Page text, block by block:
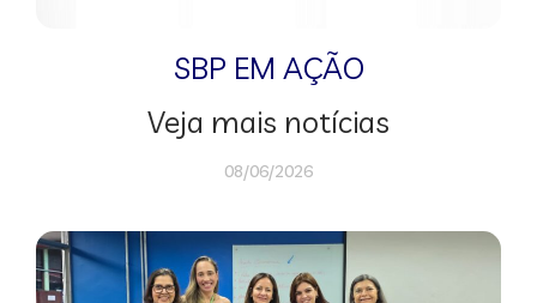
SBP EM AÇÃO
Veja mais notícias
08/06/2026